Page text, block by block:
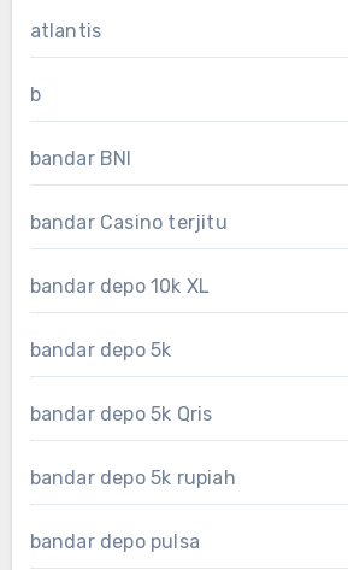
atlantis
b
bandar BNI
bandar Casino terjitu
bandar depo 10k XL
bandar depo 5k
bandar depo 5k Qris
bandar depo 5k rupiah
bandar depo pulsa